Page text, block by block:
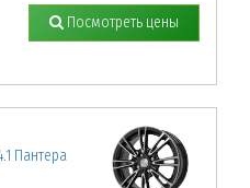
Посмотреть цены
Пантера